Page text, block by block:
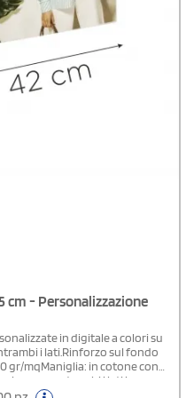
cm - Personalizzazione
in digitale a colori su
i lati.Rinforzo sul fondo
gr/mqManiglia: in cotone con
su entrambi i lati in
totale (su tutta la superficie